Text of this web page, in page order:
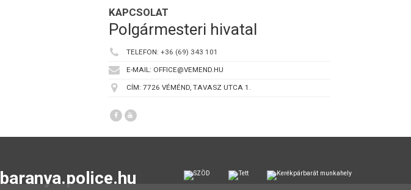
KAPCSOLAT
Polgármesteri hivatal
TELEFON: +36 (69) 343 101
E-MAIL: OFFICE@VEMEND.HU
CÍM: 7726 VÉMÉND, TAVASZ UTCA 1.